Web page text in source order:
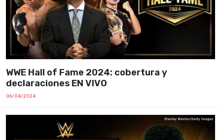
WWE Hall of Fame 2024: cobertura y
declaraciones EN VIVO
06/04/2024